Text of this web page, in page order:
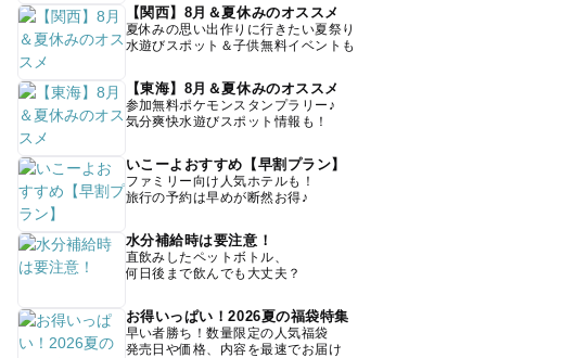
【関西】8月＆夏休みのオススメ
夏休みの思い出作りに行きたい夏祭り
水遊びスポット＆子供無料イベントも
【東海】8月＆夏休みのオススメ
参加無料ポケモンスタンプラリー♪
気分爽快水遊びスポット情報も！
いこーよおすすめ【早割プラン】
ファミリー向け人気ホテルも！
旅行の予約は早めが断然お得♪
水分補給時は要注意！
直飲みしたペットボトル、
何日後まで飲んでも大丈夫？
お得いっぱい！2026夏の福袋特集
早い者勝ち！数量限定の人気福袋
発売日や価格、内容を最速でお届け